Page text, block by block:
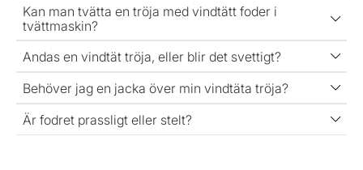
Kan man tvätta en tröja med vindtätt foder i
tvättmaskin?
Andas en vindtät tröja, eller blir det svettigt?
Behöver jag en jacka över min vindtäta tröja?
Är fodret prassligt eller stelt?